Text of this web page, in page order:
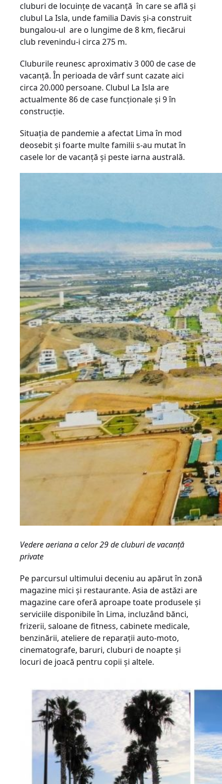
cluburi de locuințe de vacanță ­ în care se află și
clubul La Isla, unde familia Davis și-a construit
bungalou-ul ­ are o lungime de 8 km, fiecărui
club revenindu-i circa 275 m.
Cluburile reunesc aproximativ 3 000 de case de
vacanță. În perioada de vârf sunt cazate aici
circa 20.000 persoane. Clubul La Isla are
actualmente 86 de case funcționale și 9 în
construcție.
Situația de pandemie a afectat Lima în mod
deosebit şi foarte multe familii s-au mutat în
casele lor de vacanță și peste iarna australă.
Vedere aeriana a celor 29 de cluburi de vacanță
private
Pe parcursul ultimului deceniu au apărut în zonă
magazine mici și restaurante. Asia de astăzi are
magazine care oferă aproape toate produsele și
serviciile disponibile în Lima, incluzând bănci,
frizerii, saloane de fitness, cabinete medicale,
benzinării, ateliere de reparații auto-moto,
cinematografe, baruri, cluburi de noapte și
locuri de joacă pentru copii și altele.